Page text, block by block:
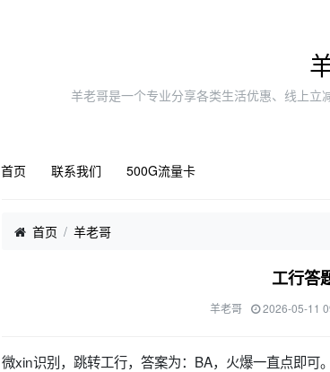
羊老哥是一个专业分享各类生活优惠、线上立
首页 联系我们 500G流量卡
首页 羊老哥
工行答
羊老哥 2026-05-11
微xin识别，跳转工行，答案为：BA，火爆一直点即可。